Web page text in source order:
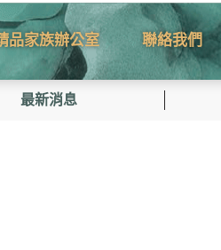
品家族辦公室 聯絡我們
最新消息